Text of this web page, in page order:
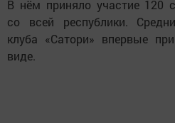
В нём приняло участие 120
со всей республики.
клуба «Сатори» впервые
виде.